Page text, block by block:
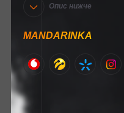
Опис нижче
MANDARINKA